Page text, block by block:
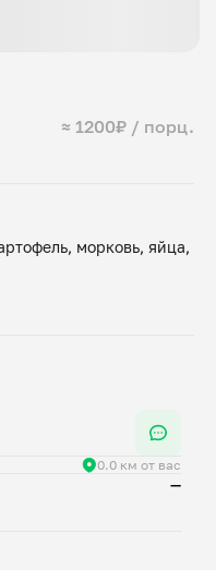
≈ 1200₽ / порц.
морковь, яйца,
0.0 км от вас
—